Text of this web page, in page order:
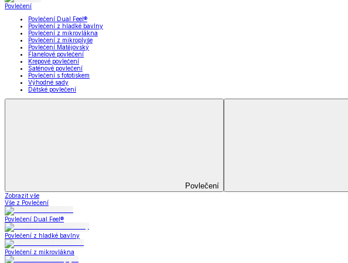
Koupelna
Koupelna
Ručníky a osušky
Zobrazit vše
Vše z Koupelna
Ručníky a osušky
Koupelnové předložky